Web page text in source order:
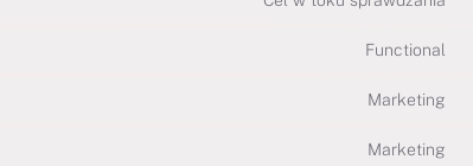
Functional
Marketing
Marketing